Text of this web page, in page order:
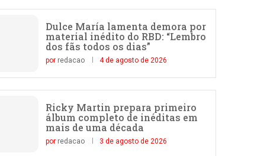
Dulce María lamenta demora por
material inédito do RBD: “Lembro
dos fãs todos os dias”
por redacao 4 de agosto de 2026
Ricky Martin prepara primeiro
álbum completo de inéditas em
mais de uma década
por redacao 3 de agosto de 2026